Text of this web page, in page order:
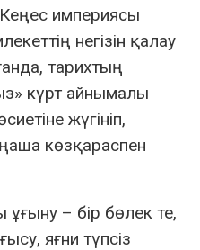
империясы
негізін қалау
тарихтың
күрт айнымалы
жүгініп,
көзқараспен
– бір бөлек те,
яғни түпсіз